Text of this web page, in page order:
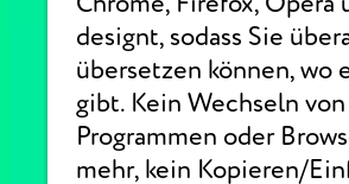
designt, sodass Sie
übersetzen können, wo
gibt. Kein Wechseln von
Programmen oder
mehr, kein Kopieren/